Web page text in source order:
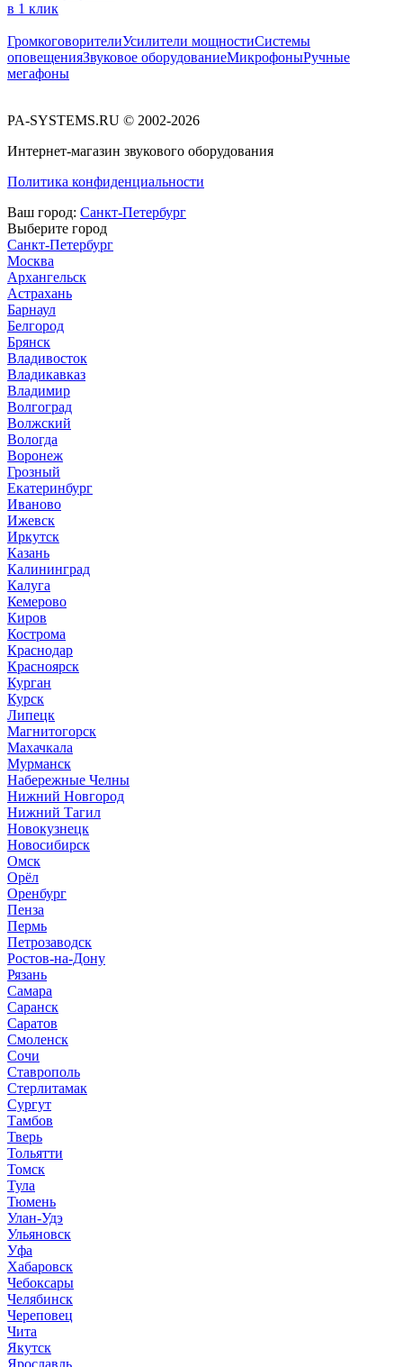
в 1 клик
ГромкоговорителиУсилители мощностиСистемы
оповещенияЗвуковое оборудованиеМикрофоныРучные
мегафоны
PA-SYSTEMS.RU © 2002-2026
Интернет-магазин звукового оборудования
Политика конфиденциальности
Ваш город: Санкт-Петербург
Выберите город
Санкт-Петербург
Москва
Архангельск
Астрахань
Барнаул
Белгород
Брянск
Владивосток
Владикавказ
Владимир
Волгоград
Волжский
Вологда
Воронеж
Грозный
Екатеринбург
Иваново
Ижевск
Иркутск
Казань
Калининград
Калуга
Кемерово
Киров
Кострома
Краснодар
Красноярск
Курган
Курск
Липецк
Магнитогорск
Махачкала
Мурманск
Набережные Челны
Нижний Новгород
Нижний Тагил
Новокузнецк
Новосибирск
Омск
Орёл
Оренбург
Пенза
Пермь
Петрозаводск
Ростов-на-Дону
Рязань
Самара
Саранск
Саратов
Смоленск
Сочи
Ставрополь
Стерлитамак
Сургут
Тамбов
Тверь
Тольятти
Томск
Тула
Тюмень
Улан-Удэ
Ульяновск
Уфа
Хабаровск
Чебоксары
Челябинск
Череповец
Чита
Якутск
Ярославль